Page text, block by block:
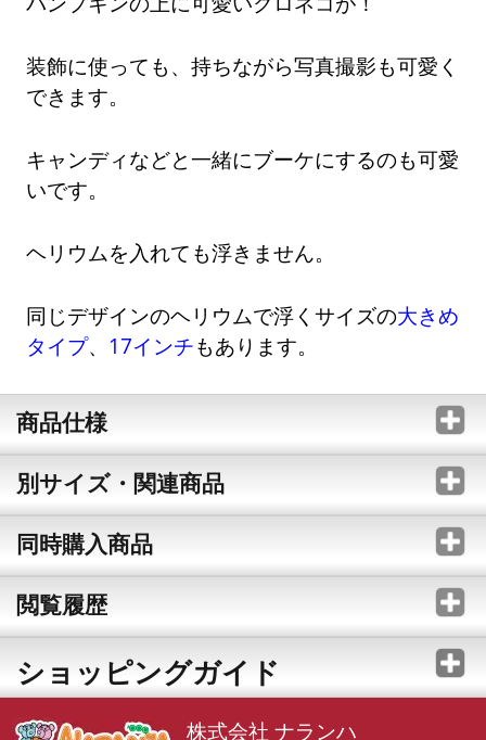
装飾に使っても、持ちながら写真撮影も可愛く
できます。
キャンディなどと一緒にブーケにするのも可愛
いです。
ヘリウムを入れても浮きません。
同じデザインのヘリウムで浮くサイズの大きめ
タイプ、 17インチもあります。
商品仕様
別サイズ・関連商品
同時購入商品
閲覧履歴
ショッピングガイド
株式会社 ナランハ